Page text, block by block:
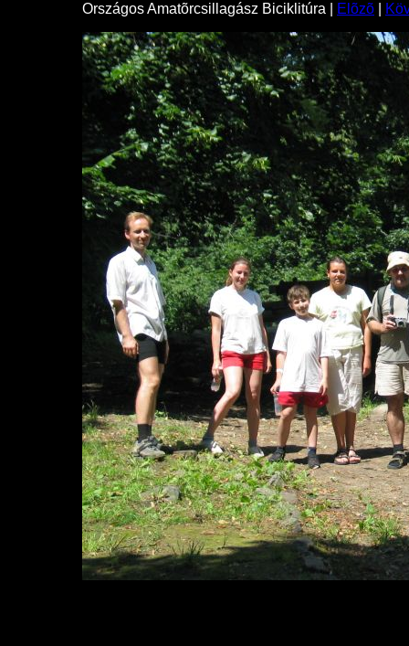
Országos Amatõrcsillagász Biciklitúra | Elõzõ